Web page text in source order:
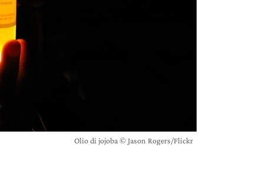
Olio di jojoba © Jason Rogers/Flickr